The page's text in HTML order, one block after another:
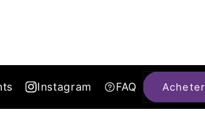
Instagram FAQ Acheter